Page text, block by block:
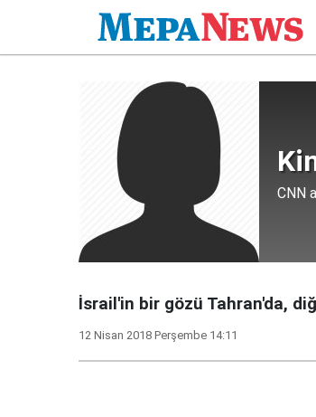
CNN
İsrail'in bir gözü Tahran'da,
12 Nisan 2018 Perşembe 14:11